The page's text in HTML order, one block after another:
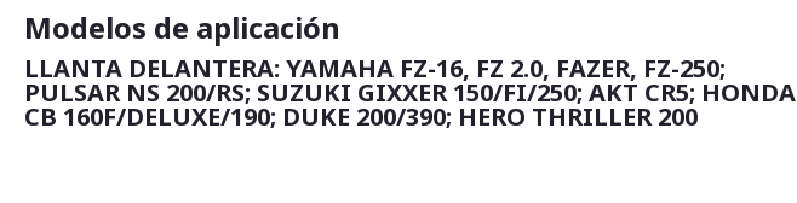
Modelos de aplicación
LLANTA DELANTERA: YAMAHA FZ-16, FZ 2.0, FAZER, FZ-250;
PULSAR NS 200/RS; SUZUKI GIXXER 150/FI/250; AKT CR5; HONDA
CB 160F/DELUXE/190; DUKE 200/390; HERO THRILLER 200